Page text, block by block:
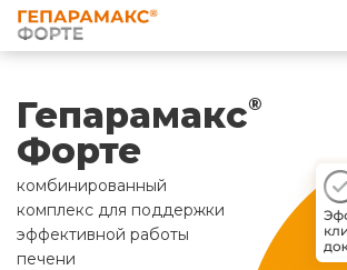
Гепарамакс®
Форте
комбинированный
комплекс для поддержки
эффективной работы
печени